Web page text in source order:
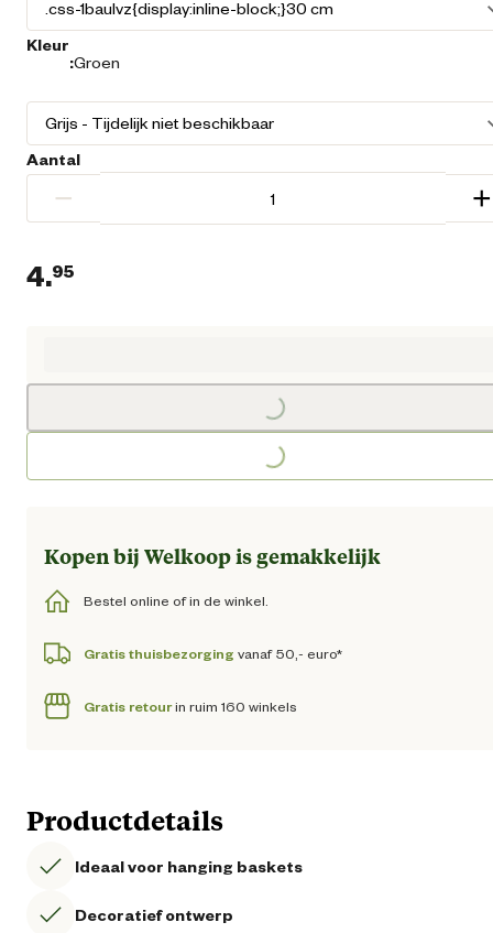
Kleur
:Groen
Aantal
− +
4.95
Loading...
Loading...
Kopen bij Welkoop is gemakkelijk
Bestel online of in de winkel.
Gratis thuisbezorging vanaf 50,- euro*
Gratis retourin ruim 160 winkels
Productdetails
Ideaal voor hanging baskets
Decoratief ontwerp